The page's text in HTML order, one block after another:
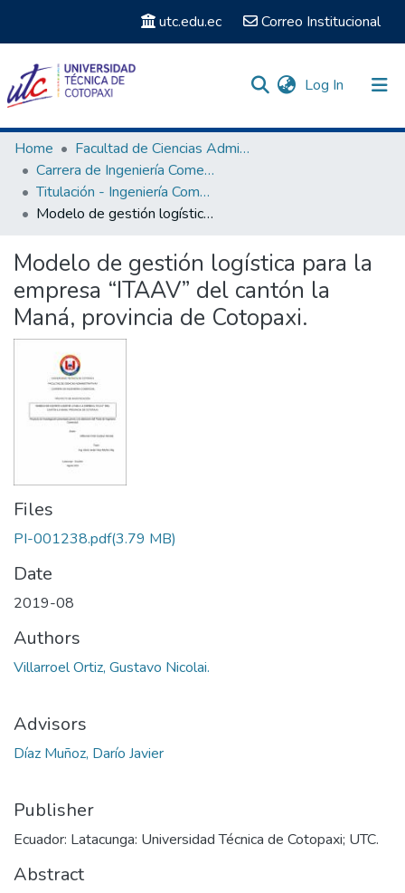
utc.edu.ec Correo Institucional
Log In (current)
Communities & Collections
Search
Statistics
Home
Facultad de Ciencias Administrativas y Económicas
Carrera de Ingeniería Comercial
Titulación - Ingeniería Comercial
Modelo de gestión logística para la empresa “ITAAV” del cantón la Maná, provincia de Cotopaxi.
Modelo de gestión logística para la
empresa “ITAAV” del cantón la
Maná, provincia de Cotopaxi.
Files
PI-001238.pdf(3.79 MB)
Date
2019-08
Authors
Villarroel Ortiz, Gustavo Nicolai.
Advisors
Díaz Muñoz, Darío Javier
Publisher
Ecuador: Latacunga: Universidad Técnica de Cotopaxi; UTC.
Abstract